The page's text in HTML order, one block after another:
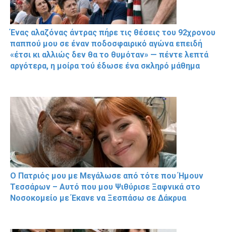
Ένας αλαζόνας άντρας πήρε τις θέσεις του 92χρονου
παππού μου σε έναν ποδοσφαιρικό αγώνα επειδή
«έτσι κι αλλιώς δεν θα το θυμόταν» — πέντε λεπτά
αργότερα, η μοίρα τού έδωσε ένα σκληρό μάθημα
Ο Πατριός μου με Μεγάλωσε από τότε που Ήμουν
Τεσσάρων – Αυτό που μου Ψιθύρισε Ξαφνικά στο
Νοσοκομείο με Έκανε να Ξεσπάσω σε Δάκρυα